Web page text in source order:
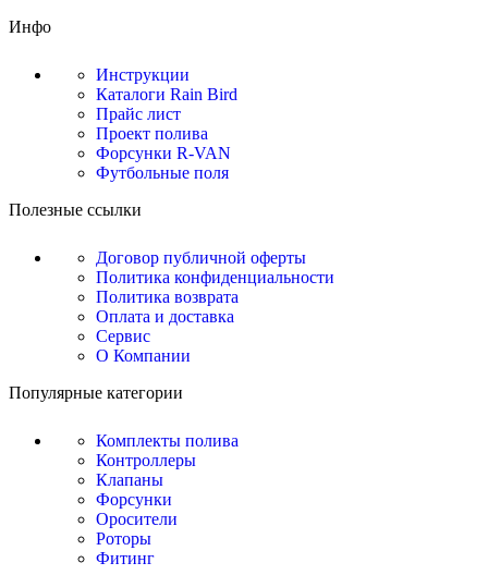
Инфо
Инструкции
Каталоги Rain Bird
Прайс лист
Проект полива
Форсунки R-VAN
Футбольные поля
Полезные ссылки
Договор публичной оферты
Политика конфиденциальности
Политика возврата
Оплата и доставка
Сервис
О Компании
Популярные категории
Комплекты полива
Контроллеры
Клапаны
Форсунки
Оросители
Роторы
Фитинг